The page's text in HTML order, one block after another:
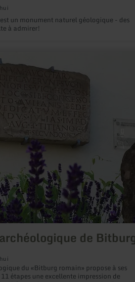
un monument naturel géologique - des
à admirer!
de
du «Bitburg romain» propose à ses
étapes une excellente impression de